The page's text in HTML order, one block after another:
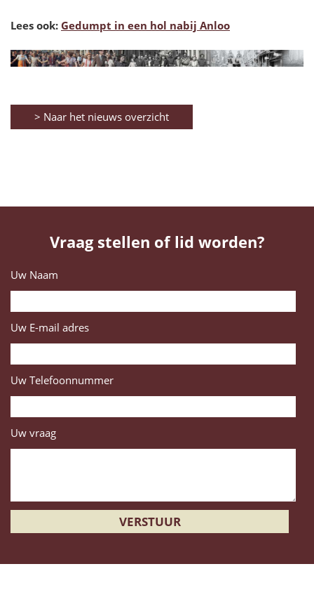
Lees ook: Gedumpt in een hol nabij Anloo
> Naar het nieuws overzicht
Vraag stellen of lid worden?
Uw Naam
Uw E-mail adres
Uw Telefoonnummer
Uw vraag